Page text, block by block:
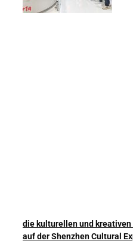
die kulturellen und
auf der Shenzhen Cultural